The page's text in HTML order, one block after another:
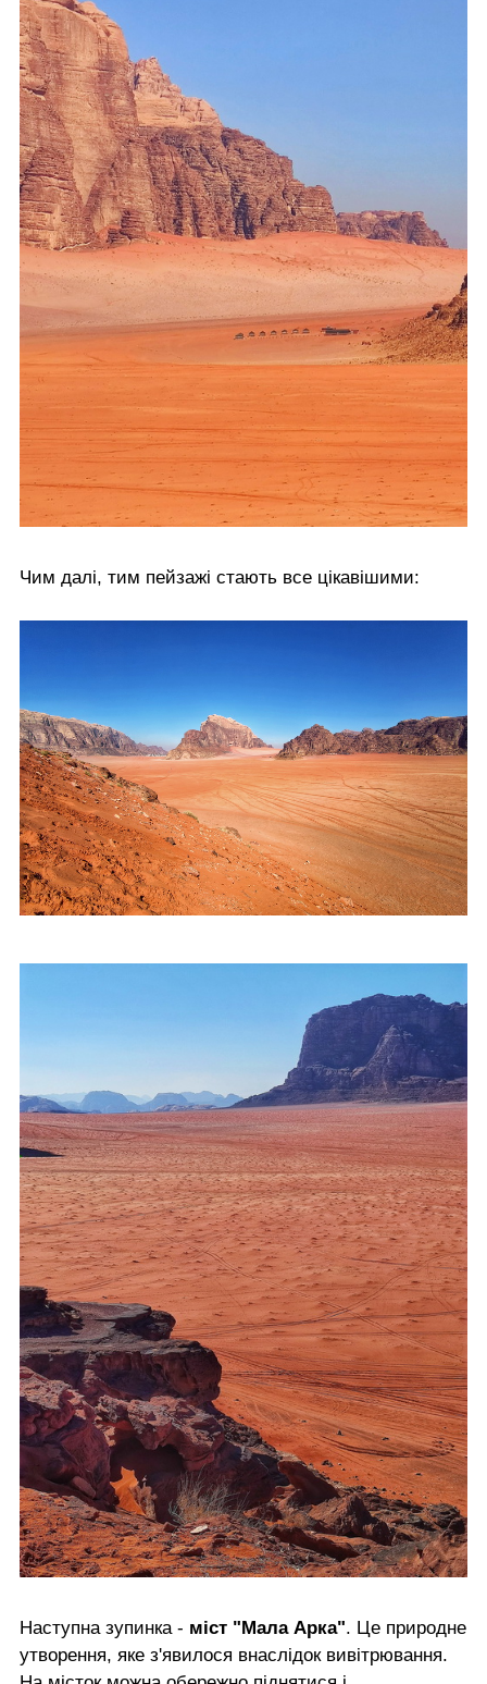
Чим далі, тим пейзажі стають все цікавішими:
Наступна зупинка - міст "Мала Арка". Це природне
утворення, яке з'явилося внаслідок вивітрювання.